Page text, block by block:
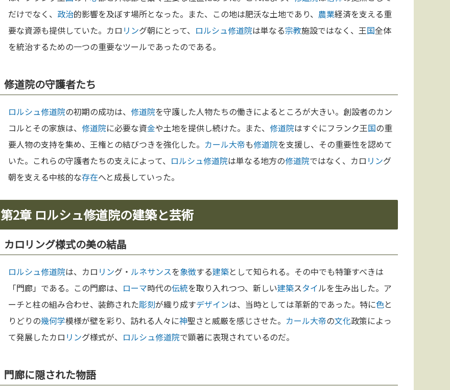
だけでなく、 政治的影響を及ぼす場所となった。また、この地は肥沃な土地であり、 農業経済を支える重
要な資源も提供していた。カロ リング朝にとって、 ロルシュ修道院は単なる宗教施設ではなく、王国全体
を統治するための一つの重要なツールであったのである。
修道院の守護者たち
ロルシュ修道院の初期の成功は、 修道院を守護した人物たちの働きによるところが大きい。創設者のカン
コルとその家族は、 修道院に必要な資金や土地を提供し続けた。また、 修道院はすぐにフランク王国の重
要人物の支持を集め、王権との結びつきを強化した。 カール大帝も修道院を支援し、その重要性を認めて
いた。これらの守護者たちの支えによって、 ロルシュ修道院は単なる地方の修道院ではなく、カロ リング
朝を支える中核的な存在へと成長していった。
第2章 ロルシュ修道院の建築と芸術
カロリング様式の美の結晶
ロルシュ修道院は、カロ リング・ ルネサンスを象徴する建築として知られる。その中でも特筆すべきは
「門廊」である。この門廊は、 ローマ時代の伝統を取り入れつつ、新しい建築スタイルを生み出した。ア
ーチと柱の組み合わせ、装飾された彫刻が織り成すデザインは、当時としては革新的であった。特に色と
りどりの幾何学模様が壁を彩り、訪れる人々に神聖さと威厳を感じさせた。 カール大帝の文化政策によっ
て発展したカロ リング様式が、 ロルシュ修道院で顕著に表現されているのだ。
門廊に隠された物語